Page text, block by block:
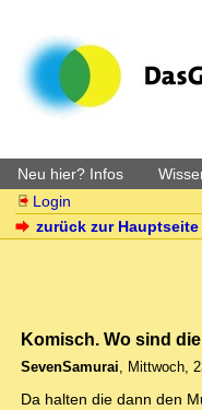
Neu hier? Infos
Login
zurück zur Hauptseite
Komisch. Wo sind
SevenSamurai, Mittwoch,
Da halten die dann den